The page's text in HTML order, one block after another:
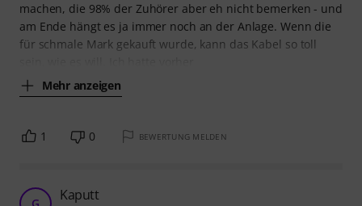
machen, die 98% der Zuhörer aber eh nicht bemerken - und
am Ende hängt es ja immer noch an der Anlage. Wenn die
für schmale Mark gekauft wurde, kann das Kabel so toll
Mehr anzeigen
1 0 BEWERTUNG MELDEN
Kaputt